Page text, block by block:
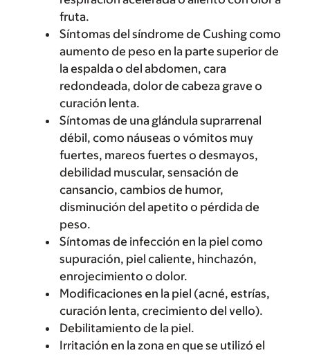
fruta.
Síntomas del síndrome de Cushing como
aumento de peso en la parte superior de
la espalda o del abdomen, cara
redondeada, dolor de cabeza grave o
curación lenta.
Síntomas de una glándula suprarrenal
débil, como náuseas o vómitos muy
fuertes, mareos fuertes o desmayos,
debilidad muscular, sensación de
cansancio, cambios de humor,
disminución del apetito o pérdida de
peso.
Síntomas de infección en la piel como
supuración, piel caliente, hinchazón,
enrojecimiento o dolor.
Modificaciones en la piel (acné, estrías,
curación lenta, crecimiento del vello).
Debilitamiento de la piel.
Irritación en la zona en que se utilizó el